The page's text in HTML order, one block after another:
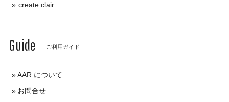
create clair
Guide ご利用ガイド
AAR について
お問合せ